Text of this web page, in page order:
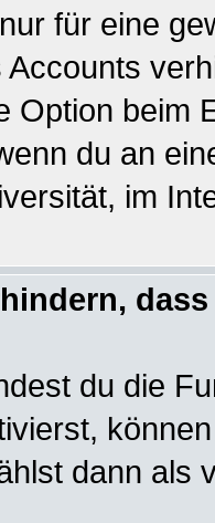
für eine
Option beim
du an
im
du die
dann als